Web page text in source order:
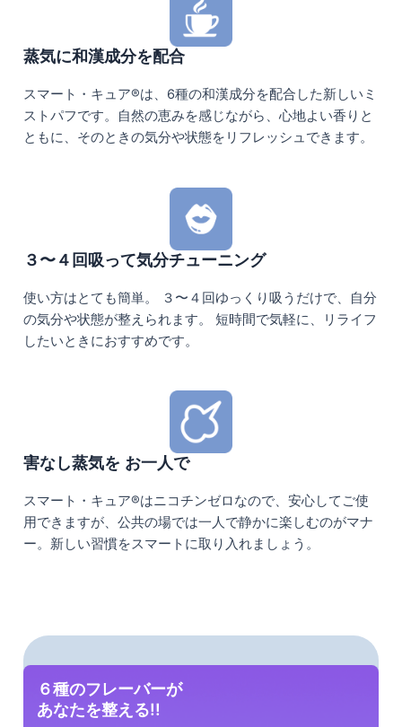
蒸気に和漢成分を配合
スマート・キュア®は、6種の和漢成分を配合した新しいミ
ストパフです。自然の恵みを感じながら、心地よい香りと
ともに、そのときの気分や状態をリフレッシュできます。
３〜４回吸って気分チューニング
使い方はとても簡単。 ３〜４回ゆっくり吸うだけで、自分
の気分や状態が整えられます。 短時間で気軽に、リライフ
したいときにおすすめです。
害なし蒸気を お一人で
スマート・キュア®はニコチンゼロなので、安心してご使
用できますが、公共の場では一人で静かに楽しむのがマナ
ー。新しい習慣をスマートに取り入れましょう。
６種のフレーバーが
あなたを整える!!